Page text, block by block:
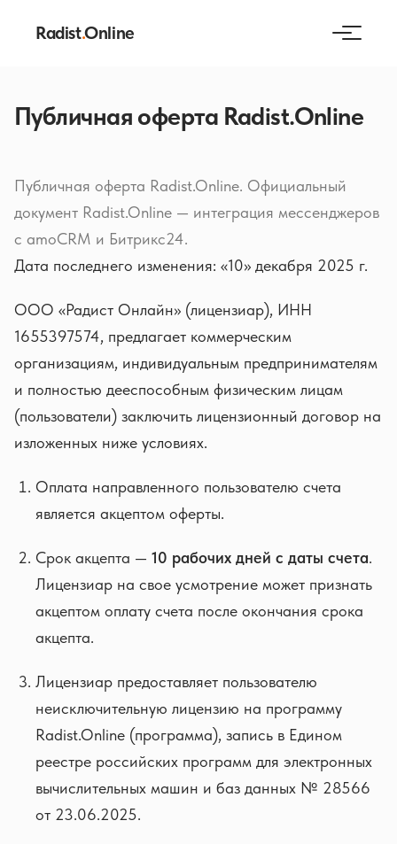
Radist.Online
Публичная оферта Radist.Online
Публичная оферта Radist.Online. Официальный
документ Radist.Online — интеграция мессенджеров
с amoCRM и Битрикс24.
Дата последнего изменения: «10» декабря 2025 г.
ООО «Радист Онлайн» (лицензиар), ИНН
1655397574, предлагает коммерческим
организациям, индивидуальным предпринимателям
и полностью дееспособным физическим лицам
(пользователи) заключить лицензионный договор на
изложенных ниже условиях.
Оплата направленного пользователю счета
является акцептом оферты.
Срок акцепта — 10 рабочих дней с даты счета.
Лицензиар на свое усмотрение может признать
акцептом оплату счета после окончания срока
акцепта.
Лицензиар предоставляет пользователю
неисключительную лицензию на программу
Radist.Online (программа), запись в Едином
реестре российских программ для электронных
вычислительных машин и баз данных № 28566
от 23.06.2025.